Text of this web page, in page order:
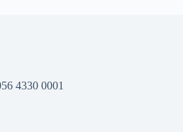
4330 0001